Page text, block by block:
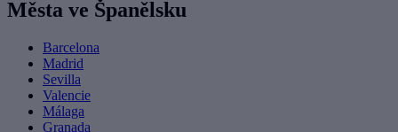
Města ve Španělsku
Barcelona
Madrid
Sevilla
Valencie
Málaga
Granada